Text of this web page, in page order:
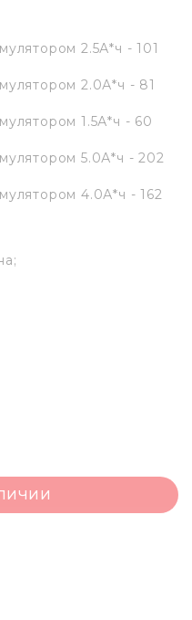
2.5А*ч - 101
2.0А*ч - 81
1.5А*ч - 60
5.0А*ч - 202
4.0А*ч - 162